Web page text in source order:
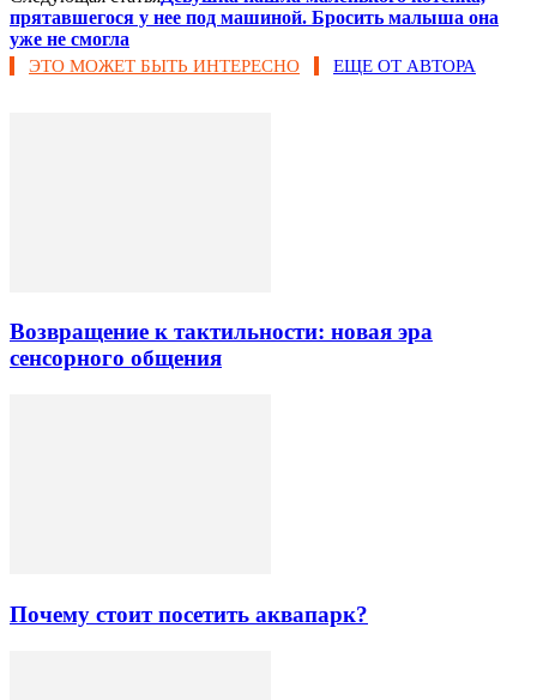
прятавшегося у нее под машиной. Бросить малыша она
уже не смогла
ЭТО МОЖЕТ БЫТЬ ИНТЕРЕСНО ЕЩЕ ОТ АВТОРА
Возвращение к тактильности: новая эра
сенсорного общения
Почему стоит посетить аквапарк?